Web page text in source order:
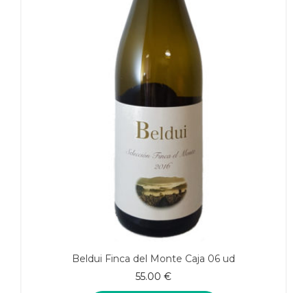
Beldui Finca del Monte Caja 06 ud
55.00 €